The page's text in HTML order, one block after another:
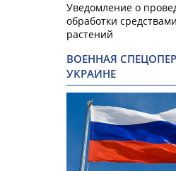
Уведомление о
обработки
растений
ВОЕННАЯ
УКРАИНЕ